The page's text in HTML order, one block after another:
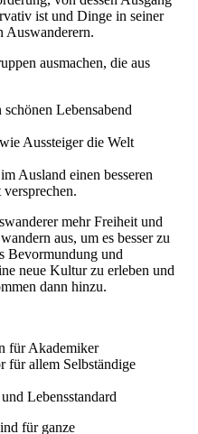
ist und Dinge in seiner
Auswanderern.
ausmachen, die aus
Lebensabend
Aussteiger die Welt
Ausland einen besseren
mehr Freiheit und
aus, um es besser zu
Bevormundung und
neue Kultur zu erleben und
dann hinzu.
für Akademiker
für allem Selbständige
Lebensstandard
für ganze